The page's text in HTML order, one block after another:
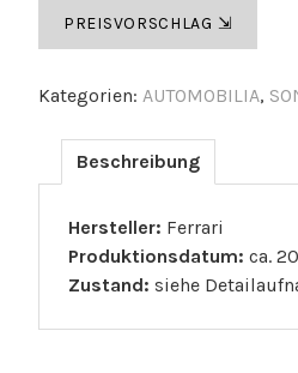
Einkaufs-
PREISVORSCHLAG ⇲
Kategorien: AUTOMOBILIA,
Beschreibung
Hersteller: Ferrari
Produktionsdatum: ca.
Zustand: siehe